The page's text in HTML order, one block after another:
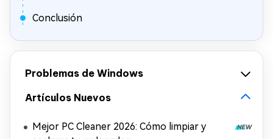
Conclusión
Problemas de Windows
Artículos Nuevos
Mejor PC Cleaner 2026: Cómo limpiar y